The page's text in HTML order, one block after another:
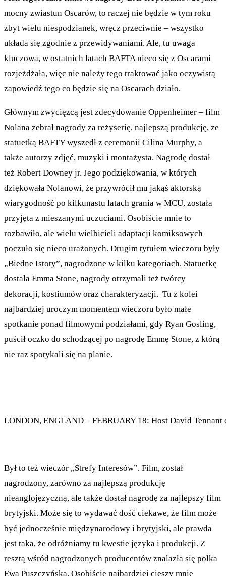
mocny zwiastun Oscarów, to raczej nie będzie w tym roku
zbyt wielu niespodzianek, wręcz przeciwnie – wszystko
układa się zgodnie z przewidywaniami. Ale, tu uwaga
kluczowa, w ostatnich latach BAFTA nieco się z Oscarami
rozjeżdżała, więc nie należy tego traktować jako oczywistą
zapowiedź tego co będzie się na Oscarach działo.
Głównym zwycięzcą jest zdecydowanie Oppenheimer – film
Nolana zebrał nagrody za reżyserię, najlepszą produkcję, ze
statuetką BAFTY wyszedł z ceremonii Cilina Murphy, a
także autorzy zdjęć, muzyki i montażysta. Nagrodę dostał
też Robert Downey jr. Jego podziękowania, w których
dziękowała Nolanowi, że przywrócił mu jakąś aktorską
wiarygodność po kilkunastu latach grania w MCU, została
przyjęta z mieszanymi uczuciami. Osobiście mnie to
rozbawiło, ale wielu wielbicieli adaptacji komiksowych
poczuło się nieco urażonych. Drugim tytułem wieczoru były
„Biedne Istoty”, nagrodzone w kilku kategoriach. Statuetkę
dostała Emma Stone, nagrody otrzymali też twórcy
dekoracji, kostiumów oraz charakteryzacji. Tu z kolei
najbardziej uroczym momentem wieczoru było małe
spotkanie ponad filmowymi podziałami, gdy Ryan Gosling,
puścił oczko do schodzącej po nagrodę Emmę Stone, z którą
nie raz spotykali się na planie.
LONDON, ENGLAND – FEBRUARY 18: Host David
Był to też wieczór „Strefy Interesów”. Film, został
nagrodzony, zarówno za najlepszą produkcję
nieanglojęzyczną, ale także dostał nagrodę za najlepszy film
brytyjski. Może się to wydawać dość ciekawe, że film może
być jednocześnie międzynarodowy i brytyjski, ale prawda
jest taka, że odróżniamy tu kwestie języka i produkcji. Z
resztą wśród nagrodzonych producentów znalazła się polka
Ewa Puszczyńska. Osobiście najbardziej cieszy mnie